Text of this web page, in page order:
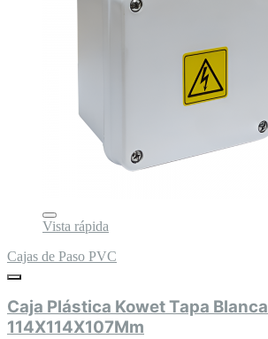
Vista rápida
Cajas de Paso PVC
Caja Plástica Kowet Tapa Blanca
114X114X107Mm